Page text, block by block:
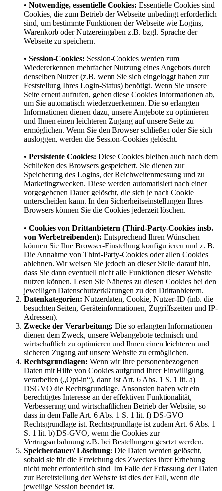
• Notwendige, essentielle Cookies: Essentielle Cookies sind
Cookies, die zum Betrieb der Webseite unbedingt erforderlich
sind, um bestimmte Funktionen der Webseite wie Logins,
Warenkorb oder Nutzereingaben z.B. bzgl. Sprache der
Webseite zu speichern.
• Session-Cookies: Session-Cookies werden zum
Wiedererkennen mehrfacher Nutzung eines Angebots durch
denselben Nutzer (z.B. wenn Sie sich eingeloggt haben zur
Feststellung Ihres Login-Status) benötigt. Wenn Sie unsere
Seite erneut aufrufen, geben diese Cookies Informationen ab,
um Sie automatisch wiederzuerkennen. Die so erlangten
Informationen dienen dazu, unsere Angebote zu optimieren
und Ihnen einen leichteren Zugang auf unsere Seite zu
ermöglichen. Wenn Sie den Browser schließen oder Sie sich
ausloggen, werden die Session-Cookies gelöscht.
• Persistente Cookies: Diese Cookies bleiben auch nach dem
Schließen des Browsers gespeichert. Sie dienen zur
Speicherung des Logins, der Reichweitenmessung und zu
Marketingzwecken. Diese werden automatisiert nach einer
vorgegebenen Dauer gelöscht, die sich je nach Cookie
unterscheiden kann. In den Sicherheitseinstellungen Ihres
Browsers können Sie die Cookies jederzeit löschen.
• Cookies von Drittanbietern (Third-Party-Cookies insb.
von Werbetreibenden): Entsprechend Ihren Wünschen
können Sie Ihre Browser-Einstellung konfigurieren und z. B.
Die Annahme von Third-Party-Cookies oder allen Cookies
ablehnen. Wir weisen Sie jedoch an dieser Stelle darauf hin,
dass Sie dann eventuell nicht alle Funktionen dieser Website
nutzen können. Lesen Sie Näheres zu diesen Cookies bei den
jeweiligen Datenschutzerklärungen zu den Drittanbietern.
Datenkategorien: Nutzerdaten, Cookie, Nutzer-ID (inb. die
besuchten Seiten, Geräteinformationen, Zugriffszeiten und IP-
Adressen).
Zwecke der Verarbeitung: Die so erlangten Informationen
dienen dem Zweck, unsere Webangebote technisch und
wirtschaftlich zu optimieren und Ihnen einen leichteren und
sicheren Zugang auf unsere Website zu ermöglichen.
Rechtsgrundlagen: Wenn wir Ihre personenbezogenen
Daten mit Hilfe von Cookies aufgrund Ihrer Einwilligung
verarbeiten („Opt-in“), dann ist Art. 6 Abs. 1 S. 1 lit. a)
DSGVO die Rechtsgrundlage. Ansonsten haben wir ein
berechtigtes Interesse an der effektiven Funktionalität,
Verbesserung und wirtschaftlichen Betrieb der Website, so
dass in dem Falle Art. 6 Abs. 1 S. 1 lit. f) DS-GVO
Rechtsgrundlage ist. Rechtsgrundlage ist zudem Art. 6 Abs. 1
S. 1 lit. b) DS-GVO, wenn die Cookies zur
Vertragsanbahnung z.B. bei Bestellungen gesetzt werden.
Speicherdauer/ Löschung: Die Daten werden gelöscht,
sobald sie für die Erreichung des Zweckes ihrer Erhebung
nicht mehr erforderlich sind. Im Falle der Erfassung der Daten
zur Bereitstellung der Website ist dies der Fall, wenn die
jeweilige Session beendet ist.